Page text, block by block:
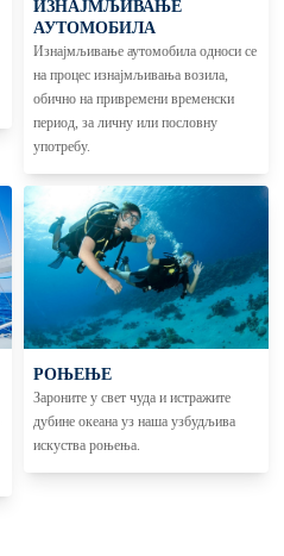
ИЗНАЈМЉИВАЊЕ
АУТОМОБИЛА
Изнајмљивање аутомобила односи се
на процес изнајмљивања возила,
обично на привремени временски
период, за личну или пословну
употребу.
РОЊЕЊЕ
Зароните у свет чуда и истражите
дубине океана уз наша узбудљива
искуства роњења.